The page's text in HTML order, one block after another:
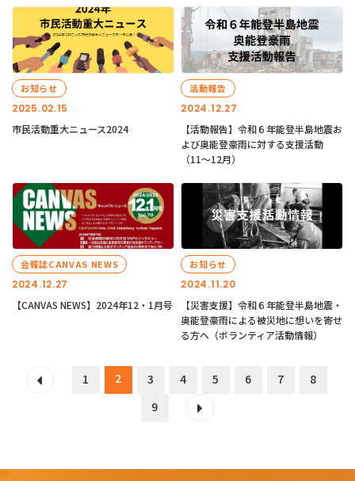
2025.02.15
お知らせ
市民活動重大ニュース2024
2024.12.27
活動報告
【活動報告】令和６年能登半島地震お
よび奥能登豪雨に対する支援活動
（11〜12月）
2024.12.27
会報誌CANVAS NEWS
【CANVAS NEWS】2024年12・1月号
2024.11.20
お知らせ
【災害支援】令和６年能登半島地震・
奥能登豪雨による被災地に想いを寄せ
る方へ（ボランティア活動情報）
1 2 3 4 5 6 7
8
9